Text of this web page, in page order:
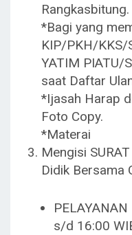
Rangkasbitung.
*Bagi yang
KIP/PKH/KKS/
YATIM PIATU/
saat Daftar
*Ijasah Harap
Foto Copy.
*Materai
Mengisi
Didik Bersama
s/d 16:00